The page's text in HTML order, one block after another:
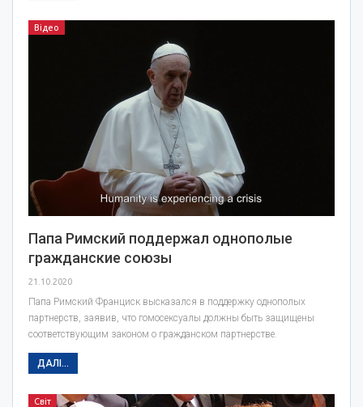
Відео
Папа Римский поддержал однополые
гражданские союзы
21.10.2020
Папа Римский Франциск высказался в поддержку однополых
партнерств, заявив, что гомосексуалы должны быть защищены
соответствующим законом о гражданском партнерстве.
ДАЛІ...
Світ